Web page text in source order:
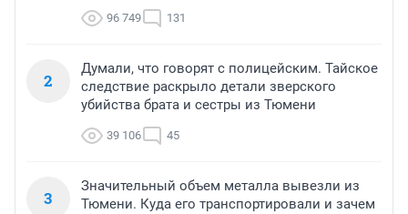
96 749 131
2
Думали, что говорят с полицейским. Тайское
следствие раскрыло детали зверского
убийства брата и сестры из Тюмени
39 106 45
3
Значительный объем металла вывезли из
Тюмени. Куда его транспортировали и зачем